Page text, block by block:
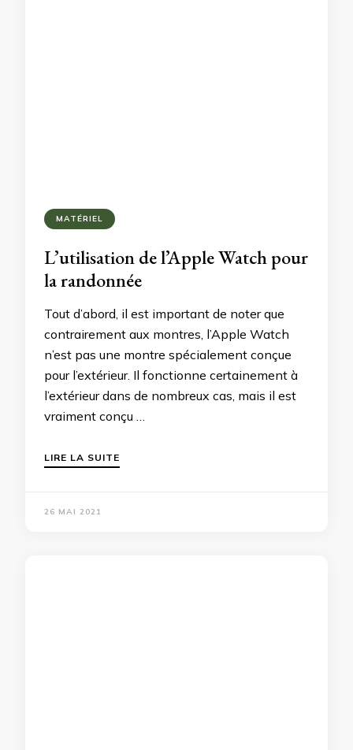
MATÉRIEL
L’utilisation de l’Apple Watch pour
la randonnée
Tout d’abord, il est important de noter que
contrairement aux montres, l’Apple Watch
n’est pas une montre spécialement conçue
pour l’extérieur. Il fonctionne certainement à
l’extérieur dans de nombreux cas, mais il est
vraiment conçu …
LIRE LA SUITE
26 MAI 2021